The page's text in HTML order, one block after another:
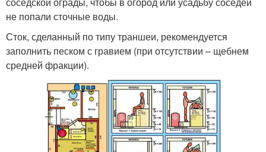
не попали сточные воды.
Сток, сделанный по типу траншеи, рекомендуется
заполнить песком с гравием (при отсутствии – щебнем
средней фракции).